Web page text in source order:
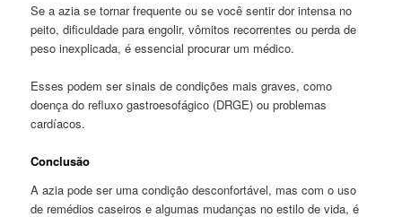
Se a azia se tornar frequente ou se você sentir dor intensa no
peito, dificuldade para engolir, vômitos recorrentes ou perda de
peso inexplicada, é essencial procurar um médico.
Esses podem ser sinais de condições mais graves, como
doença do refluxo gastroesofágico (DRGE) ou problemas
cardíacos.
Conclusão
A azia pode ser uma condição desconfortável, mas com o uso
de remédios caseiros e algumas mudanças no estilo de vida, é